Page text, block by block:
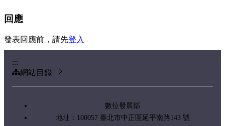
回應
發表回應前，請先登入
:::
網站目錄
數位發展部
地址：100057 臺北市中正區延平南路143 號